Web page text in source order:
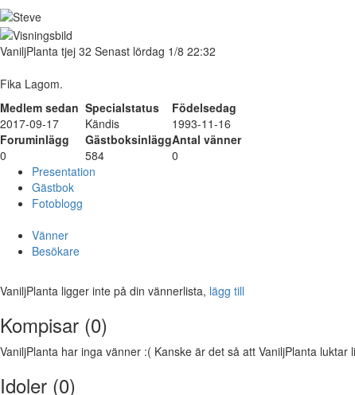
VaniljPlanta tjej 32 Senast lördag 1/8 22:32
Fika Lagom.
Medlem sedan Specialstatus
Födelsedag
2017-09-17
Kändis
1993-11-16
Foruminlägg
GästboksinläggAntal vänner
0
584
0
Presentation
Gästbok
Fotoblogg
Vänner
Besökare
VaniljPlanta ligger inte på din vännerlista, lägg till
Kompisar (0)
VaniljPlanta har inga vänner :( Kanske är det så att VaniljPlanta luktar
Idoler (0)